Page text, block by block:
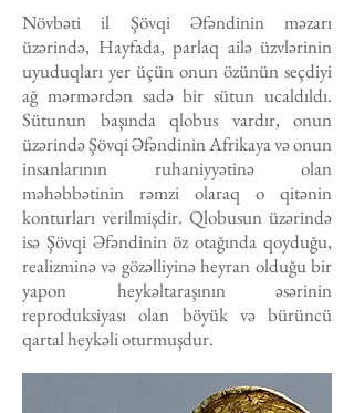
Növbəti il Şövqi Əfəndinin məzarı
üzərində, Hayfada, parlaq ailə üzvlərinin
uyuduqları yer üçün onun özünün seçdiyi
ağ mərmərdən sadə bir sütun ucaldıldı.
Sütunun başında qlobus vardır, onun
üzərində Şövqi Əfəndinin Afrikaya və onun
insanlarının ruhaniyyətinə olan
məhəbbətinin rəmzi olaraq o qitənin
konturları verilmişdir. Qlobusun üzərində
isə Şövqi Əfəndinin öz otağında qoyduğu,
realizminə və gözəlliyinə heyran olduğu bir
yapon heykəltaraşının əsərinin
reproduksiyası olan böyük və bürüncü
qartal heykəli oturmuşdur.